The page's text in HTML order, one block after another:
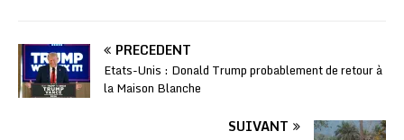
PRÉCÉDENT
Etats-Unis : Donald Trump probablement de retour à
la Maison Blanche
SUIVANT